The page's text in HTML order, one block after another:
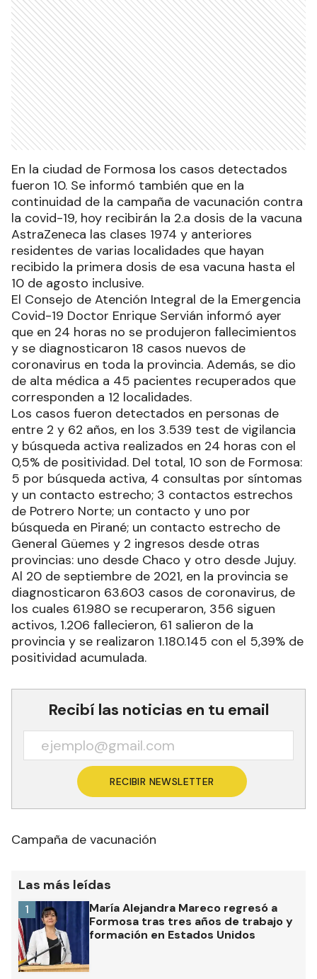
En la ciudad de Formosa los casos detectados
fueron 10. Se informó también que en la
continuidad de la campaña de vacunación contra
la covid-19, hoy recibirán la 2.a dosis de la vacuna
AstraZeneca las clases 1974 y anteriores
residentes de varias localidades que hayan
recibido la primera dosis de esa vacuna hasta el
10 de agosto inclusive.
El Consejo de Atención Integral de la Emergencia
Covid-19 Doctor Enrique Servián informó ayer
que en 24 horas no se produjeron fallecimientos
y se diagnosticaron 18 casos nuevos de
coronavirus en toda la provincia. Además, se dio
de alta médica a 45 pacientes recuperados que
corresponden a 12 localidades.
Los casos fueron detectados en personas de
entre 2 y 62 años, en los 3.539 test de vigilancia
y búsqueda activa realizados en 24 horas con el
0,5% de positividad. Del total, 10 son de Formosa:
5 por búsqueda activa, 4 consultas por síntomas
y un contacto estrecho; 3 contactos estrechos
de Potrero Norte; un contacto y uno por
búsqueda en Pirané; un contacto estrecho de
General Güemes y 2 ingresos desde otras
provincias: uno desde Chaco y otro desde Jujuy.
Al 20 de septiembre de 2021, en la provincia se
diagnosticaron 63.603 casos de coronavirus, de
los cuales 61.980 se recuperaron, 356 siguen
activos, 1.206 fallecieron, 61 salieron de la
provincia y se realizaron 1.180.145 con el 5,39% de
positividad acumulada.
Recibí las noticias en tu email
RECIBIR NEWSLETTER
Campaña de vacunación
Las más leídas
María Alejandra Mareco regresó a
Formosa tras tres años de trabajo y
formación en Estados Unidos
1